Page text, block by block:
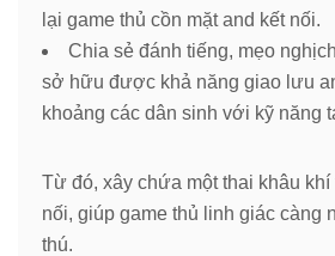
lại game thủ cồn mặt and kết nối.
Chia sẻ đánh tiếng, mẹo
sở hữu được khả năng giao lưu
khoảng các dân sinh với kỹ năng
Từ đó, xây chứa một thai khâu
nối, giúp game thủ linh giác càng
thú.